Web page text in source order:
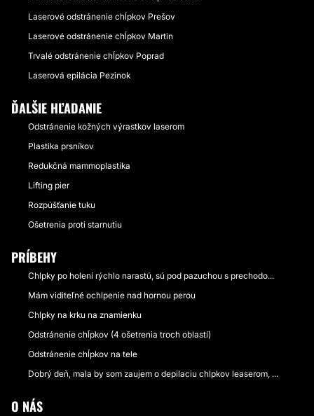
Laserové odstránenie chĺpkov Prešov
Laserové odstránenie chĺpkov Martin
Trvalé odstránenie chĺpkov Poprad
Laserová epilácia Pezinok
ĎALŠIE HĽADANIE
Odstránenie kožných výrastkov laserom
Plastika prsníkov
Redukčná mammoplastika
Lifting pier
Rozpúšťanie tuku
Ošetrenia proti starnutiu
PRÍBEHY
Chlpky po holení rýchlo narastú, sú pod pazuchou s prechodo...
Mám viditeľné ochlpenie nad hornou perou
Chlpky na krku na znamienku
Odstránenie chĺpkov (4 ošetrenia troch oblastí)
Odstránenie chĺpkov na tele
Dobrý deň, mala by som zaujem o depilaciu chlpkov leaserom, ...
O NÁS